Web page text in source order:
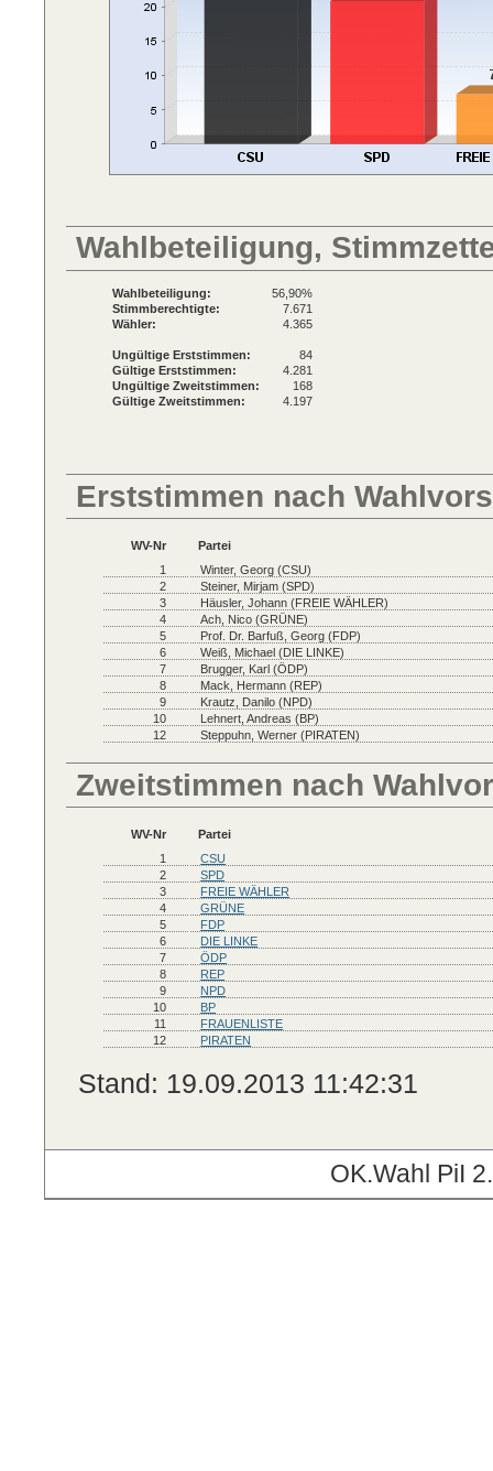
Wahlbeteiligung,
Wahlbeteiligung:
56,90%
Stimmberechtigte:
7.671
Wähler:
4.365
Ungültige Erststimmen:
84
Gültige Erststimmen:
4.281
Ungültige Zweitstimmen:
168
Gültige Zweitstimmen:
4.197
Erststimmen nach
WV-Nr
Partei
1
Winter, Georg (CSU)
2
Steiner, Mirjam (SPD)
3
Häusler, Johann (FREIE WÄHLER)
4
Ach, Nico (GRÜNE)
5
Prof. Dr. Barfuß, Georg (FDP)
6
Weiß, Michael (DIE LINKE)
7
Brugger, Karl (ÖDP)
8
Mack, Hermann (REP)
9
Krautz, Danilo (NPD)
10
Lehnert, Andreas (BP)
12
Steppuhn, Werner (PIRATEN)
Zweitstimmen nach
WV-Nr
Partei
1
CSU
2
SPD
3
FREIE WÄHLER
4
GRÜNE
5
FDP
6
DIE LINKE
7
ÖDP
8
REP
9
NPD
10
BP
11
FRAUENLISTE
12
PIRATEN
Stand: 19.09.2013 11:42:31
OK.Wahl PiI